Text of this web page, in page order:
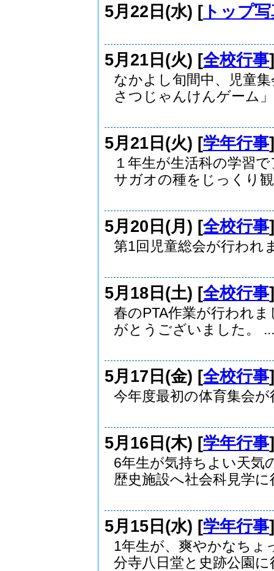
5月22日(水) [ トップ
5月21日(火) [全校行事
なかよし旬間中、児童
さつじゃんけんゲーム
5月21日(火) [学年行事
１年生が生活科の学習
サガオの種をじっくり
5月20日(月) [全校行事
第1回児童総会が行
5月18日(土) [全校行事
春のPTA作業が行われ
がとうございました。 ...
5月17日(金) [全校行事
今年度最初の体育集
5月16日(木) [学年行事
6年生が気持ちよい天気
歴史施設へ社会科見学に
5月15日(水) [学年行事
1年生が、爽やかなちょ
分寺八日堂と史跡公園に